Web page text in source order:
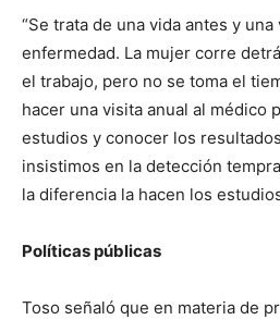
“Se trata de una vida antes y
enfermedad. La mujer corre
el trabajo, pero no se toma el
hacer una visita anual al médico
estudios y conocer los
insistimos en la detección
la diferencia la hacen los
Políticas públicas
Toso señaló que en materia de